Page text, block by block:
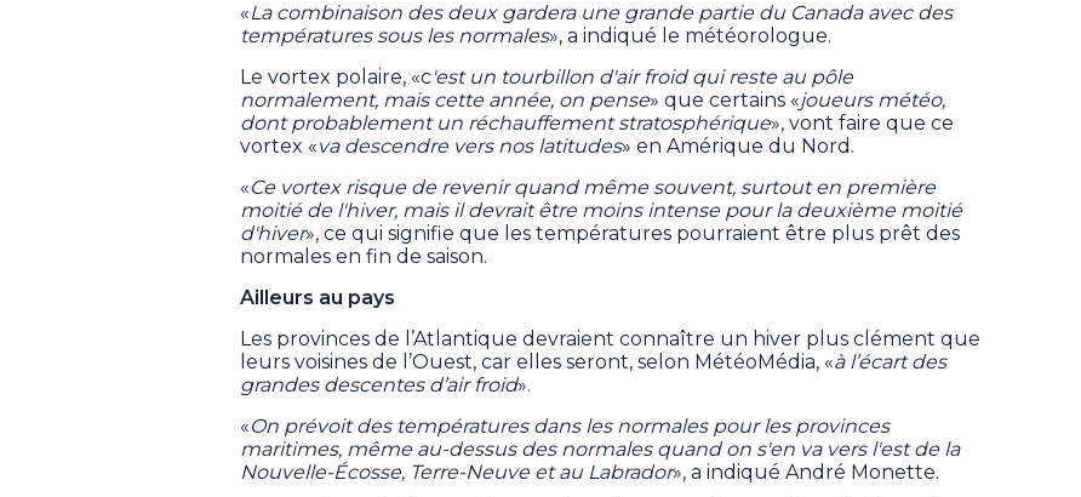
«La combinaison des deux gardera une grande partie du Canada avec des
températures sous les normales», a indiqué le météorologue.
Le vortex polaire, «c'est un tourbillon d'air froid qui reste au pôle
normalement, mais cette année, on pense» que certains «joueurs météo,
dont probablement un réchauffement stratosphérique», vont faire que ce
vortex «va descendre vers nos latitudes» en Amérique du Nord.
«Ce vortex risque de revenir quand même souvent, surtout en première
moitié de l'hiver, mais il devrait être moins intense pour la deuxième moitié
d'hiver», ce qui signifie que les températures pourraient être plus prêt des
normales en fin de saison.
Ailleurs au pays
Les provinces de l’Atlantique devraient connaître un hiver plus clément que
leurs voisines de l’Ouest, car elles seront, selon MétéoMédia, «à l’écart des
grandes descentes d’air froid».
«On prévoit des températures dans les normales pour les provinces
maritimes, même au-dessus des normales quand on s'en va vers l'est de la
Nouvelle-Écosse, Terre-Neuve et au Labrador», a indiqué André Monette.